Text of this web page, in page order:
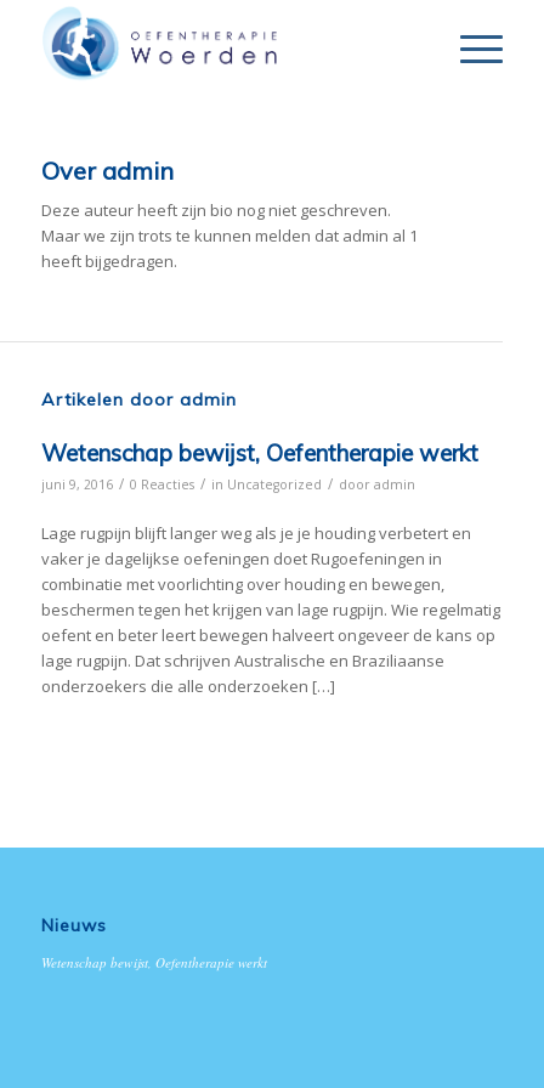
Over admin
Deze auteur heeft zijn bio nog niet geschreven.
Maar we zijn trots te kunnen melden dat admin al 1
heeft bijgedragen.
Artikelen door admin
Wetenschap bewijst, Oefentherapie werkt
juni 9, 2016 / 0 Reacties / in Uncategorized / door admin
Lage rugpijn blijft langer weg als je je houding verbetert en
vaker je dagelijkse oefeningen doet Rugoefeningen in
combinatie met voorlichting over houding en bewegen,
beschermen tegen het krijgen van lage rugpijn. Wie regelmatig
oefent en beter leert bewegen halveert ongeveer de kans op
lage rugpijn. Dat schrijven Australische en Braziliaanse
onderzoekers die alle onderzoeken […]
Nieuws
Wetenschap bewijst, Oefentherapie werkt